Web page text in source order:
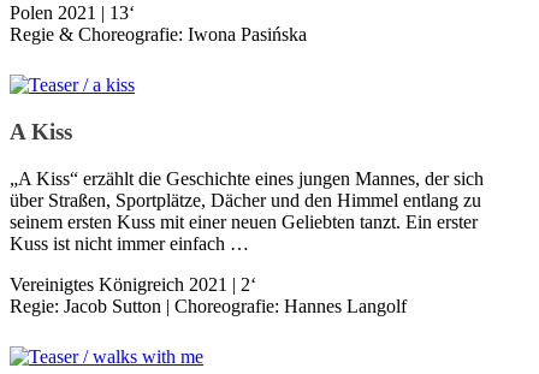
Polen 2021 | 13‘
Regie & Choreografie: Iwona Pasińska
A Kiss
„A Kiss“ erzählt die Geschichte eines jungen Mannes, der sich
über Straßen, Sportplätze, Dächer und den Himmel entlang zu
seinem ersten Kuss mit einer neuen Geliebten tanzt. Ein erster
Kuss ist nicht immer einfach …
Vereinigtes Königreich 2021 | 2‘
Regie: Jacob Sutton | Choreografie: Hannes Langolf